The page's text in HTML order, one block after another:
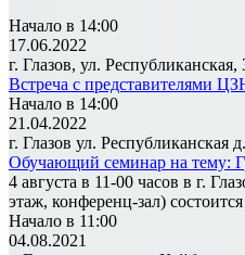
Начало в 14:00
17.06.2022
г. Глазов, ул. Республиканская,
Встреча с представителями
Начало в 14:00
21.04.2022
г. Глазов ул. Республиканская
Обучающий семинар на тему:
4 августа в 11-00 часов в г.
этаж, конференц-зал)
Начало в 11:00
04.08.2021